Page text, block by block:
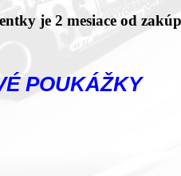
je 2 mesiace od
POUKÁŽKY